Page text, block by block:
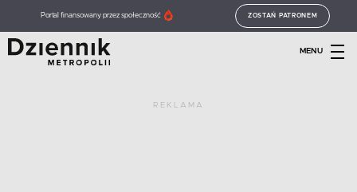
Portal finansowany przez społeczność ZOSTAŃ PATRONEM
MENU
REKLAMA